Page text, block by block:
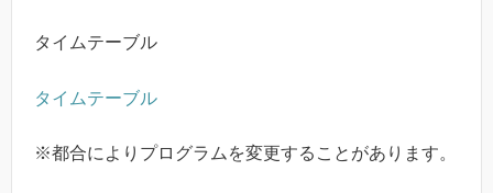
タイムテーブル
タイムテーブル
※都合によりプログラムを変更することがあります。